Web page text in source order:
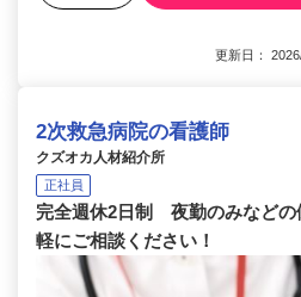
更新日：
2次救急病院の看護師
クズオカ人材紹介所
正社員
完全週休2日制 夜勤のみなどの
軽にご相談ください！